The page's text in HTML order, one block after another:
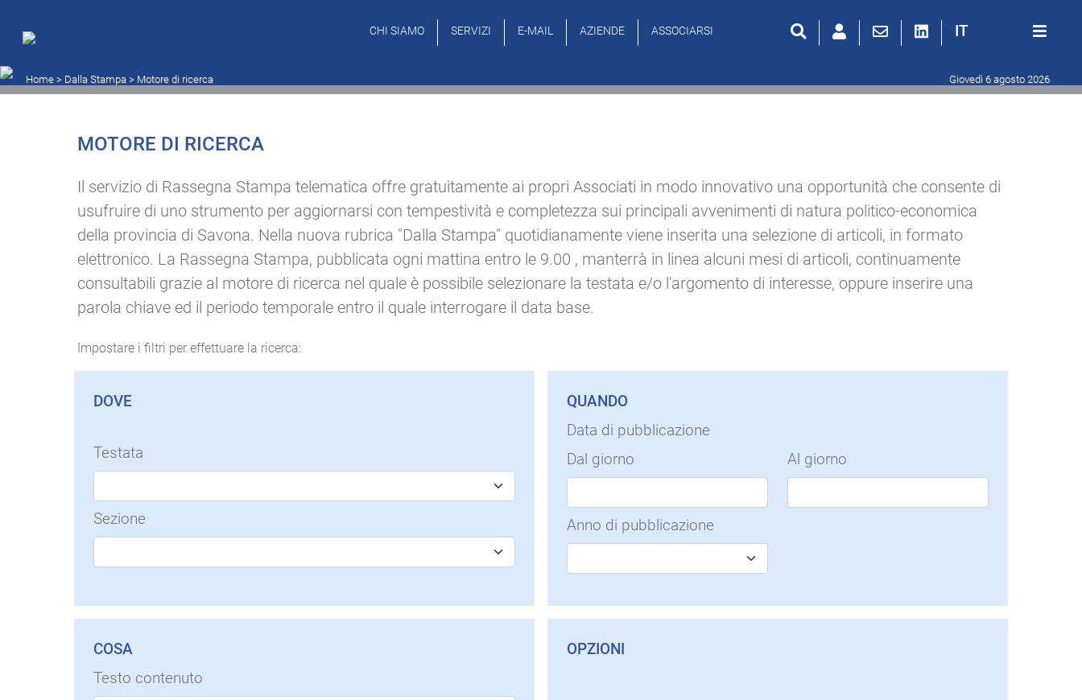
CHI SIAMO SERVIZI E-MAIL AZIENDE ASSOCIARSI IT
Giovedì 6 agosto 2026
Home > Dalla Stampa > Motore di ricerca
MOTORE DI RICERCA
Il servizio di Rassegna Stampa telematica offre gratuitamente ai propri Associati in modo innovativo una opportunità che consente di
usufruire di uno strumento per aggiornarsi con tempestività e completezza sui principali avvenimenti di natura politico-economica
della provincia di Savona. Nella nuova rubrica "Dalla Stampa" quotidianamente viene inserita una selezione di articoli, in formato
elettronico. La Rassegna Stampa, pubblicata ogni mattina entro le 9.00 , manterrà in linea alcuni mesi di articoli, continuamente
consultabili grazie al motore di ricerca nel quale è possibile selezionare la testata e/o l'argomento di interesse, oppure inserire una
parola chiave ed il periodo temporale entro il quale interrogare il data base.
Impostare i filtri per effettuare la ricerca:
DOVE
Testata
Sezione
QUANDO
Data di pubblicazione
Dal giorno
Al giorno
Anno di pubblicazione
COSA
Testo contenuto
OPZIONI